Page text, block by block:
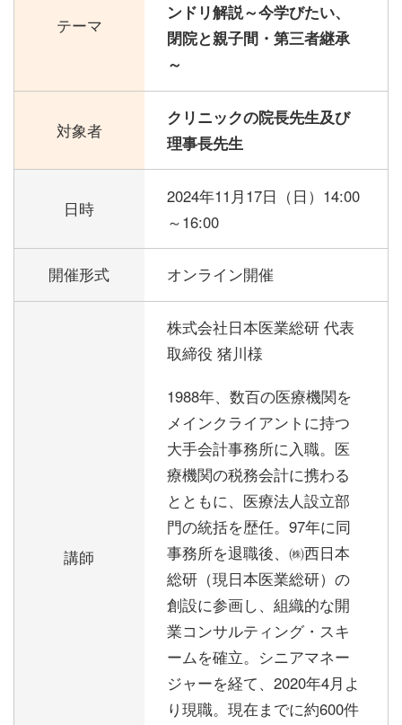
テーマ
ンドリ解説～今学びたい、
閉院と親子間・第三者継承
～
対象者
クリニックの院長先生及び
理事長先生
日時
2024年11月17日（日） 14:00
～16:00
開催形式 オンライン開催
講師
株式会社日本医業総研 代表
取締役 猪川様
1988年、数百の医療機関を
メインクライアントに持つ
大手会計事務所に入職。医
療機関の税務会計に携わる
とともに、医療法人設立部
門の統括を歴任。97年に同
事務所を退職後、㈱西日本
総研（現日本医業総研）の
創設に参画し、組織的な開
業コンサルティング・スキ
ームを確立。シニアマネー
ジャーを経て、2020年4月よ
り現職。現在までに約600件